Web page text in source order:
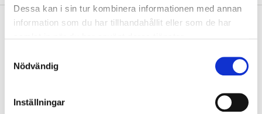
Dessa kan i sin tur kombinera informationen med annan
information som du har tillhandahållit eller som de har
Nödvändig
Inställningar
Pay & Collect in your local store within 2 hours! For more information